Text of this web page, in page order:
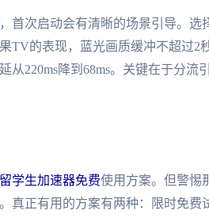
首次启动会有清晰的场景引导。选
TV的表现，蓝光画质缓冲不超过2
220ms降到68ms。关键在于分流
留学生加速器免费使用方案。但警惕
正有用的方案有两种：限时免费